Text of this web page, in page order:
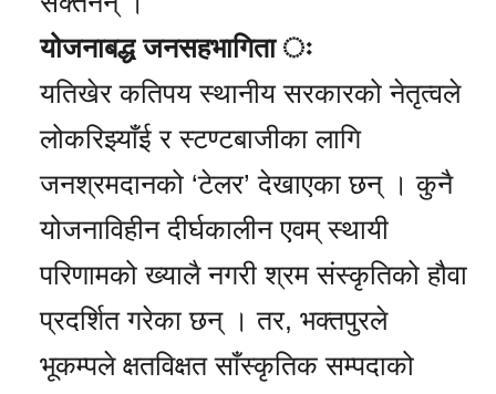
योजनाबद्ध जनसहभागिता ः
यतिखेर कतिपय स्थानीय सरकारको नेतृत्वले
लोकरिझ्याँई र स्टण्टबाजीका लागि
जनश्रमदानको ‘टेलर’ देखाएका छन् । कुनै
योजनाविहीन दीर्घकालीन एवम् स्थायी
परिणामको ख्यालै नगरी श्रम संस्कृतिको हौवा
प्रदर्शित गरेका छन् । तर, भक्तपुरले
भूकम्पले क्षतविक्षत साँस्कृतिक सम्पदाको